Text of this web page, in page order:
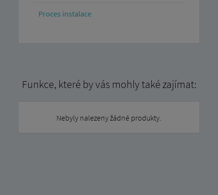
Proces instalace
Funkce, které by vás mohly také zajímat:
Nebyly nalezeny žádné produkty.